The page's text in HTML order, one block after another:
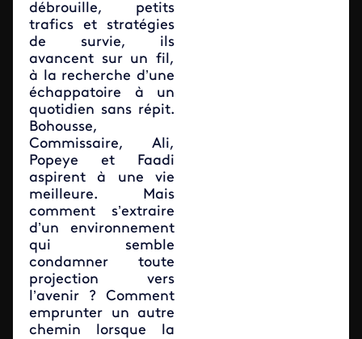
débrouille, petits
trafics et stratégies
de survie, ils
avancent sur un fil,
à la recherche d’une
échappatoire à un
quotidien sans répit.
Bohousse,
Commissaire, Ali,
Popeye et Faadi
aspirent à une vie
meilleure. Mais
comment s’extraire
d’un environnement
qui semble
condamner toute
projection vers
l’avenir ? Comment
emprunter un autre
chemin lorsque la